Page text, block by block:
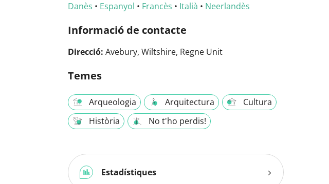
Danès • Espanyol • Francès • Italià • Neerlandès
Informació de contacte
Direcció: Avebury, Wiltshire, Regne Unit
Temes
Arqueologia Arquitectura
Cultura
Història
No t'ho perdis!
Estadístiques